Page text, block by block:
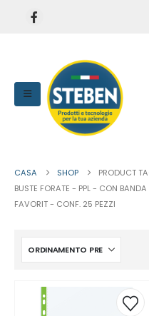
CASA SHOP
PRODUCT
BUSTE FORATE - PPL - CON
FAVORIT - CONF. 25 PEZZI